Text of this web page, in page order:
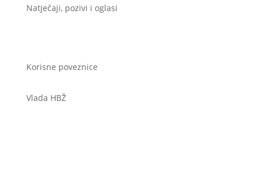
Natječaji, pozivi i oglasi
Korisne poveznice
Vlada HBŽ